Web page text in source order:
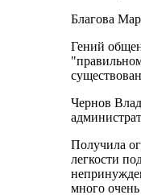
Благова
Гений
Чернов
Получила
легкости
много